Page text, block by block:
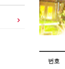
번호